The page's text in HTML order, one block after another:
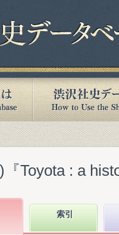
Toyota : a
索引